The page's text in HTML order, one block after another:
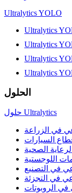
Ultralytics YOLO
Ultralytics
Ultralytics
Ultralytics
Ultralytics
الحلول
حلول Ultralytics
في الزراعة
السيارات
الصحية
اللوجستية
في التصنيع
في التجزئة
في الروبوتات